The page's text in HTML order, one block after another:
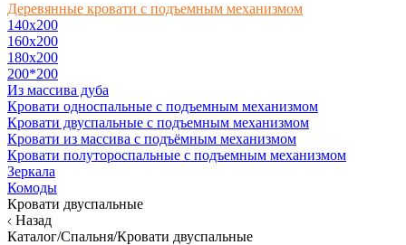
Деревянные кровати с подъемным механизмом
140x200
160х200
180х200
200*200
Из массива дуба
Кровати односпальные с подъемным механизмом
Кровати двуспальные с подъемным механизмом
Кровати из массива с подъёмным механизмом
Кровати полутороспальные с подъемным механизмом
Зеркала
Комоды
Кровати двуспальные
Назад
Каталог/Спальня/Кровати двуспальные